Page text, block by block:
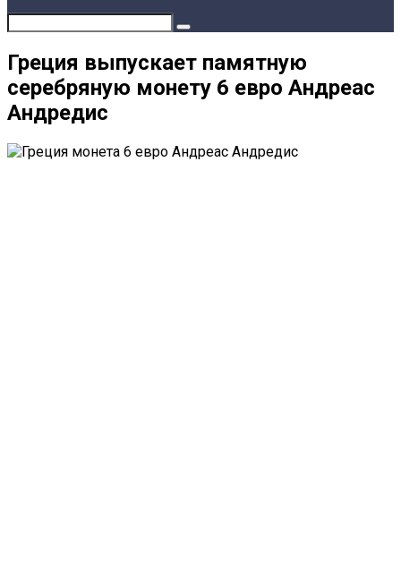
Греция выпускает памятную
серебряную монету 6 евро Андреас
Андредис